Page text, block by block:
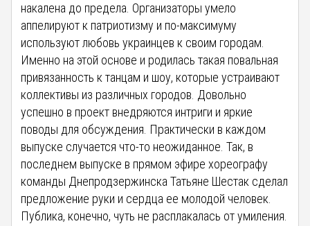
накалена до предела. Организаторы умело
аппелируют к патриотизму и по-максимуму
используют любовь украинцев к своим городам.
Именно на этой основе и родилась такая повальная
привязанность к танцам и шоу, которые устраивают
коллективы из различных городов. Довольно
успешно в проект внедряются интриги и яркие
поводы для обсуждения. Практически в каждом
выпуске случается что-то неожиданное. Так, в
последнем выпуске в прямом эфире хореографу
команды Днепродзержинска Татьяне Шестак сделал
предложение руки и сердца ее молодой человек.
Публика, конечно, чуть не расплакалась от умиления.